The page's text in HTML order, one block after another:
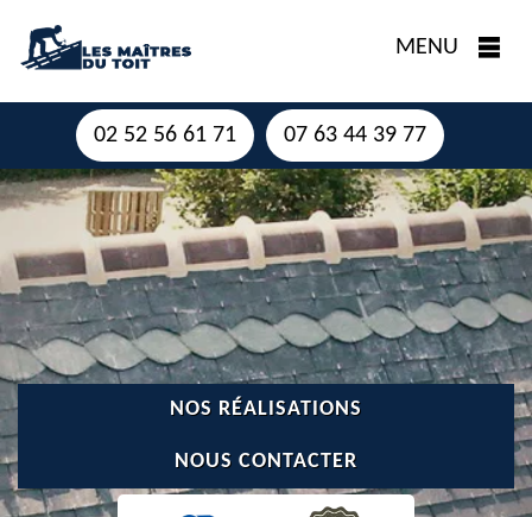
MENU
02 52 56 61 71 07 63 44 39 77
NOS RÉALISATIONS
NOUS CONTACTER